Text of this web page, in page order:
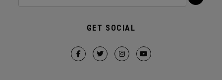
GET SOCIAL